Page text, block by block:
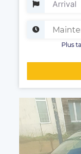
Plus